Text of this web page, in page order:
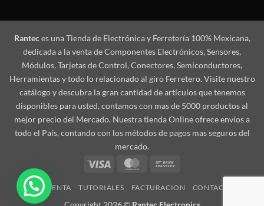
Ranteces una Tienda de Electrónica y Ferretería 100% Mexicana,
dedicada a la venta de Componentes Electrónicos, Sensores,
Módulos, Tarjetas de Control, Conectores, Semiconductores,
Herramientas y todo lo relacionado al giro Ferretero. Visite nuestro
catálogo y descubra la gran cantidad de artículos que tenemos
disponibles para usted, contamos con mas de 5000 productos al
mejor precio del Mercado. Nuestra tienda Online ofrece envíos a
todo el País, contando con los métodos de pagos mas seguros del
mercado.
Visa
MasterCard
MI CUENTA TUTORIALES FACTURACION CONTACTO